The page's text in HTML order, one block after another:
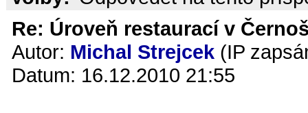
Re: Úroveň restaurací v
Autor: Michal Strejcek (IP
Datum: 16.12.2010 21:55